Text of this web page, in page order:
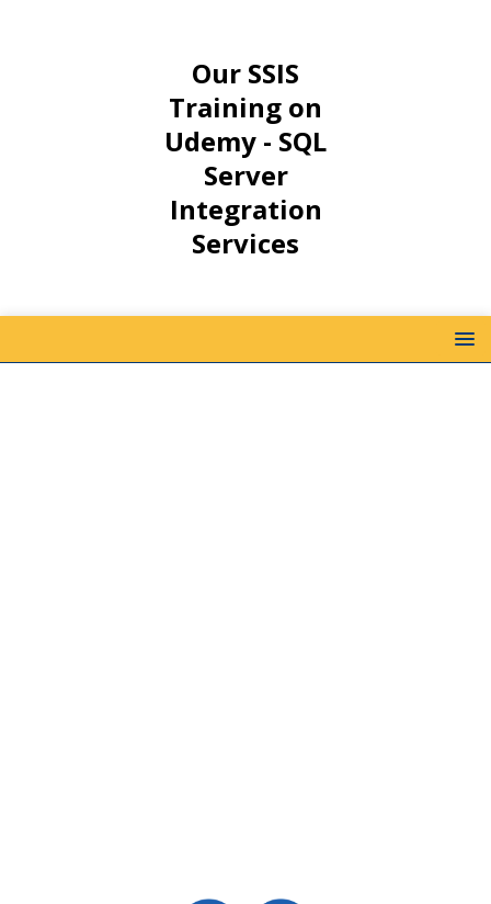
Our SSIS
Training on
Udemy - SQL
Server
Integration
Services